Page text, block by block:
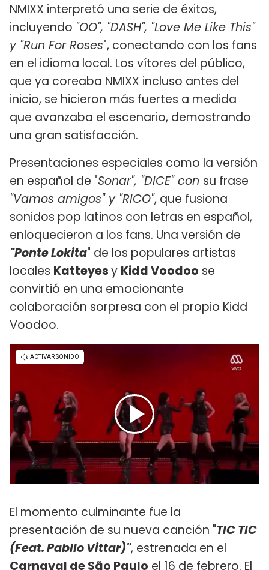
NMIXX interpretó una serie de éxitos,
incluyendo "OO", "DASH", "Love Me Like This"
y "Run For Roses", conectando con los fans
en el idioma local. Los vítores del público,
que ya coreaba NMIXX incluso antes del
inicio, se hicieron más fuertes a medida
que avanzaba el escenario, demostrando
una gran satisfacción.
Presentaciones especiales como la versión
en español de "Sonar", "DICE" con su frase
"Vamos amigos" y "RICO", que fusiona
sonidos pop latinos con letras en español,
enloquecieron a los fans. Una versión de
"Ponte Lokita" de los populares artistas
locales Katteyesy Kidd Voodoo se
convirtió en una emocionante
colaboración sorpresa con el propio Kidd
Voodoo.
El momento culminante fue la
presentación de su nueva canción "TIC TIC
(Feat. Pabllo Vittar)", estrenada en el
Carnaval de São Paulo el 16 de febrero. El